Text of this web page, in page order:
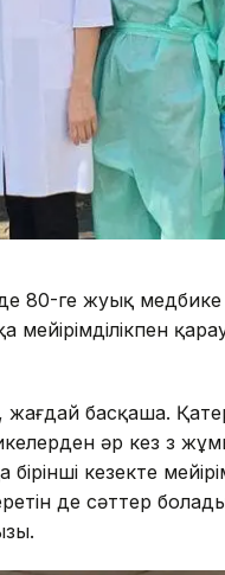
80-ге жуық
қарау
басқаша.
әр кез өз
кезекте
де сәттер